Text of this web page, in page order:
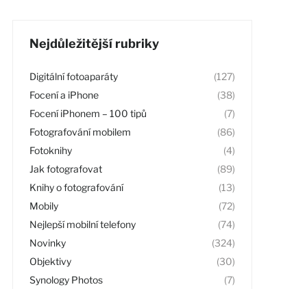
Nejdůležitější rubriky
Digitální fotoaparáty
(127)
Focení a iPhone
(38)
Focení iPhonem – 100 tipů
(7)
Fotografování mobilem
(86)
Fotoknihy
(4)
Jak fotografovat
(89)
Knihy o fotografování
(13)
Mobily
(72)
Nejlepší mobilní telefony
(74)
Novinky
(324)
Objektivy
(30)
Synology Photos
(7)